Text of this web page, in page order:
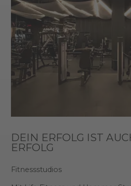
DEIN ERFOLG IST
ERFOLG
Fitnessstudios